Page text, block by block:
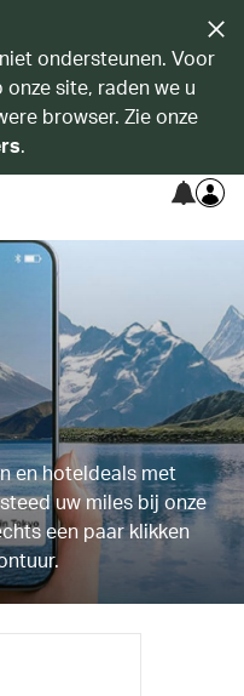
ondersteunen. Voor
site, raden we u
browser. Zie onze
.
en hoteldeals met
uw miles bij onze
een paar klikken